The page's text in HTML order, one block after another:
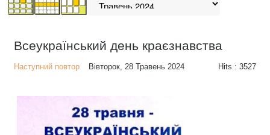
М-Архів
Всеукраїнський день краєзнавства
Вівторок, 28 Травень 2024
Наступний повтор Hits : 3527